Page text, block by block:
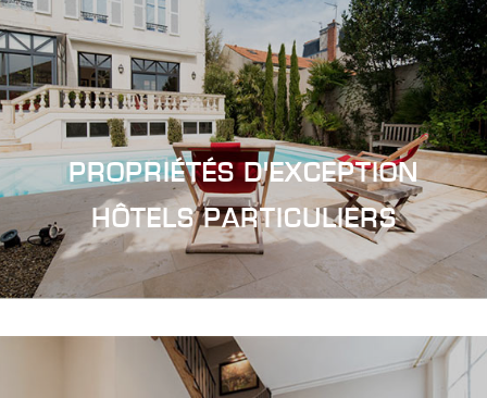
PROPRIÉTÉSD'EXCEPTION
HÔTELSPARTICULIERS